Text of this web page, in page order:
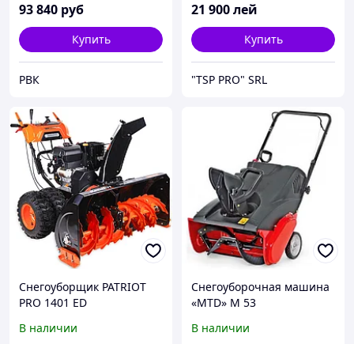
93 840 руб
Купить
РВК
21 900лей
Купить
"TSP PRO" SRL
Снегоуборщик PATRIOT
PRO 1401 ED
В наличии
Снегоуборочная машина
«MTD» M 53
В наличии